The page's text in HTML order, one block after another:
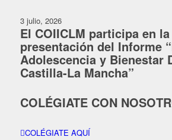
3 julio, 2026
El COIICLM participa en la
presentación del Informe
Adolescencia y Bienestar
Castilla-La Mancha”
COLÉGIATE CON
COLÉGIATE AQUÍ